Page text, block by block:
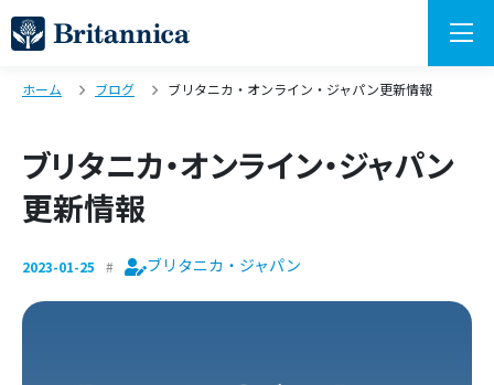
ホーム ブログ ブリタニカ・オンライン・ジャパン更新情報
ブリタニカ・オンライン・ジャパン
更新情報
2023-01-25 ブリタニカ・ジャパン